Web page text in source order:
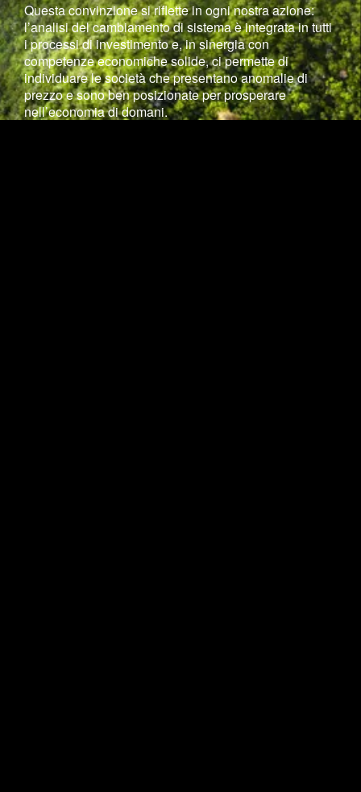
Questa convinzione si riflette in ogni nostra azione:
l’analisi del cambiamento di sistema è integrata in tutti
i processi di investimento e, in sinergia con
competenze economiche solide, ci permette di
individuare le società che presentano anomalie di
prezzo e sono ben posizionate per prosperare
nell’economia di domani.